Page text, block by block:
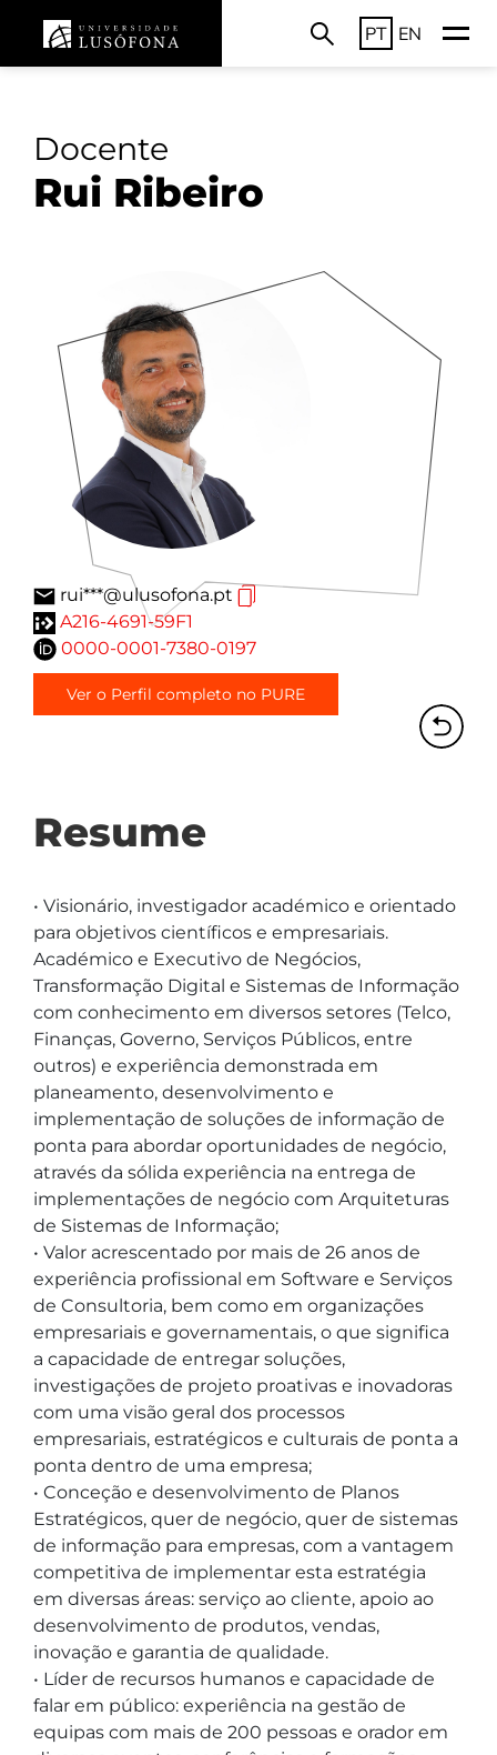
PT EN
Docente
Rui Ribeiro
rui***@ulusofona.pt
A216-4691-59F1
0000-0001-7380-0197
Ver o Perfil completo no PURE
Resume
• Visionário, investigador académico e orientado
para objetivos científicos e empresariais.
Académico e Executivo de Negócios,
Transformação Digital e Sistemas de Informação
com conhecimento em diversos setores (Telco,
Finanças, Governo, Serviços Públicos, entre
outros) e experiência demonstrada em
planeamento, desenvolvimento e
implementação de soluções de informação de
ponta para abordar oportunidades de negócio,
através da sólida experiência na entrega de
implementações de negócio com Arquiteturas
de Sistemas de Informação;
• Valor acrescentado por mais de 26 anos de
experiência profissional em Software e Serviços
de Consultoria, bem como em organizações
empresariais e governamentais, o que significa
a capacidade de entregar soluções,
investigações de projeto proativas e inovadoras
com uma visão geral dos processos
empresariais, estratégicos e culturais de ponta a
ponta dentro de uma empresa;
• Conceção e desenvolvimento de Planos
Estratégicos, quer de negócio, quer de sistemas
de informação para empresas, com a vantagem
competitiva de implementar esta estratégia
em diversas áreas: serviço ao cliente, apoio ao
desenvolvimento de produtos, vendas,
inovação e garantia de qualidade.
• Líder de recursos humanos e capacidade de
falar em público: experiência na gestão de
equipas com mais de 200 pessoas e orador em